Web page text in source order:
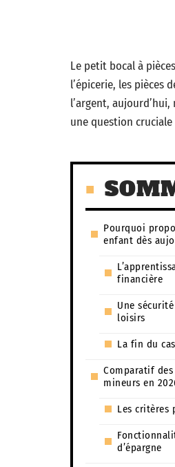
Le petit bocal à
l’épicerie, les pièces
l’argent,
une question
Pourquoi
enfant dès
financière
Une
loisirs
La fin du
Comparatif
mineurs en
Les critères
d’épargne